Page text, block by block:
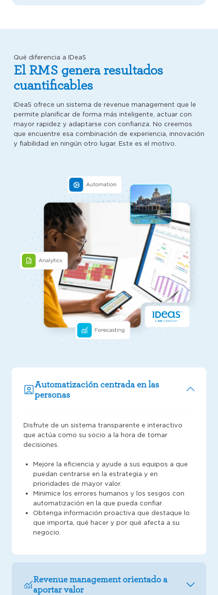
Qué diferencia a IDeaS
El RMS genera resultados
cuantificables
IDeaS ofrece un sistema de revenue management que le
permite planificar de forma más inteligente, actuar con
mayor rapidez y adaptarse con confianza. No creemos
que encuentre esa combinación de experiencia, innovación
y fiabilidad en ningún otro lugar. Este es el motivo.
Automatización centrada en las
personas
Disfrute de un sistema transparente e interactivo
que actúa como su socio a la hora de tomar
decisiones.
Mejore la eficiencia y ayude a sus equipos a que
puedan centrarse en la estrategia y en
prioridades de mayor valor.
Minimice los errores humanos y los sesgos con
automatización en la que pueda confiar.
Obtenga información proactiva que destaque lo
que importa, qué hacer y por qué afecta a su
negocio.
Revenue management orientado a
aportar valor